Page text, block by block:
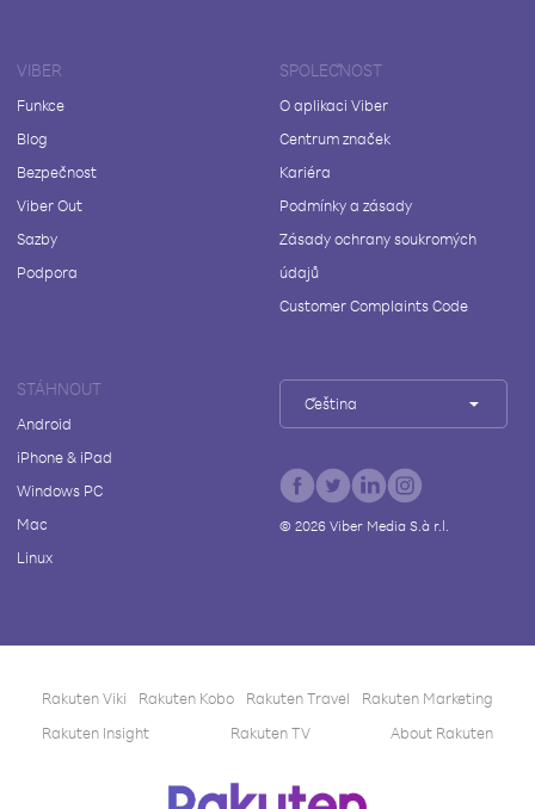
VIBER
Funkce
Blog
Bezpečnost
Viber Out
Sazby
Podpora
SPOLEČNOST
O aplikaci Viber
Centrum značek
Kariéra
Podmínky a zásady
Zásady ochrany soukromých
údajů
Customer Complaints Code
STÁHNOUT
Android
iPhone & iPad
Windows PC
Mac
Linux
Čeština
© 2026Viber Media S.à r.l.
Rakuten Viki Rakuten Kobo Rakuten Travel
Rakuten Marketing
Rakuten Insight
Rakuten TV About Rakuten